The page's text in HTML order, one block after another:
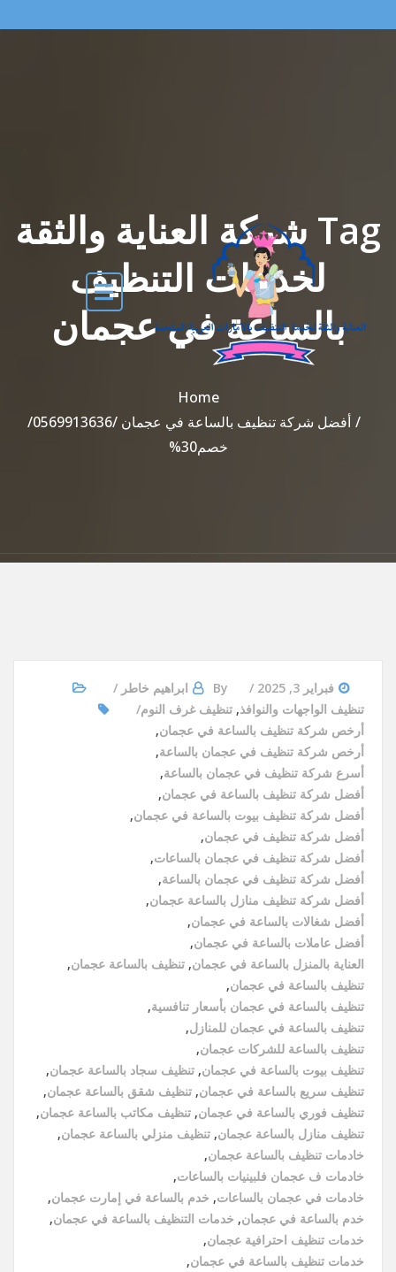
Tag شركة العناية والثقة
لخدمات التنظيف
بالساعة في عجمان
Home
أفضل شركة تنظيف بالساعة في عجمان /0569913636/
خصم30%
فبراير 3, 2025 By
ابراهيم خاطر
تنظيف الواجهات والنوافذ, تنظيف غرف النوم
أرخص شركة تنظيف بالساعة في عجمان,
أرخص شركة تنظيف في عجمان بالساعة,
أسرع شركة تنظيف في عجمان بالساعة,
أفضل شركة تنظيف بالساعة في عجمان,
أفضل شركة تنظيف بيوت بالساعة في عجمان,
أفضل شركة تنظيف في عجمان,
أفضل شركة تنظيف في عجمان بالساعات,
أفضل شركة تنظيف في عجمان بالساعة,
أفضل شركة تنظيف منازل بالساعة عجمان,
أفضل شغالات بالساعة في عجمان,
أفضل عاملات بالساعة في عجمان,
العناية بالمنزل بالساعة في عجمان, تنظيف بالساعة عجمان,
تنظيف بالساعة في عجمان,
تنظيف بالساعة في عجمان بأسعار تنافسية,
تنظيف بالساعة في عجمان للمنازل,
تنظيف بالساعة للشركات عجمان,
تنظيف بيوت بالساعة في عجمان, تنظيف سجاد بالساعة عجمان,
تنظيف سريع بالساعة في عجمان, تنظيف شقق بالساعة عجمان,
تنظيف فوري بالساعة في عجمان, تنظيف مكاتب بالساعة عجمان,
تنظيف منازل بالساعة عجمان, تنظيف منزلي بالساعة عجمان,
خادمات تنظيف بالساعة عجمان,
خادمات ف عجمان فلبينيات بالساعات,
خادمات في عجمان بالساعات, خدم بالساعة في إمارت عجمان,
خدم بالساعة في عجمان, خدمات التنظيف بالساعة في عجمان,
خدمات تنظيف احترافية عجمان,
خدمات تنظيف بالساعة في عجمان,